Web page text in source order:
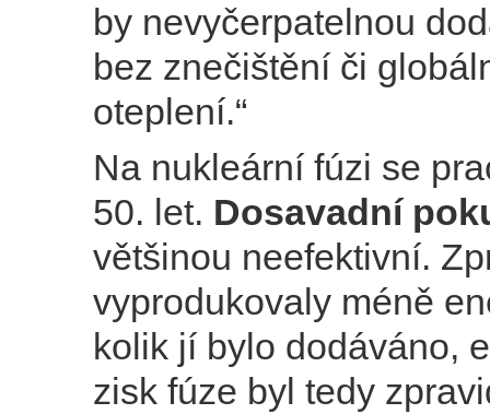
by nevyčerpatelnou
bez znečištění či
oteplení.“
Na nukleární fúzi se
50. let. Dosavadní
většinou neefektivní.
vyprodukovaly méně
kolik jí bylo dodáváno,
zisk fúze byl tedy